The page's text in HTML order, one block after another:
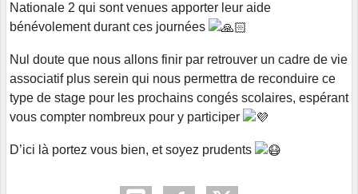
Nationale 2 qui sont venues apporter leur aide
bénévolement durant ces journées
Nul doute que nous allons finir par retrouver un cadre de vie
associatif plus serein qui nous permettra de reconduire ce
type de stage pour les prochains congés scolaires, espérant
vous compter nombreux pour y participer
D’ici là portez vous bien, et soyez prudents